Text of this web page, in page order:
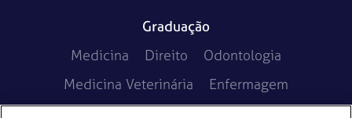
Graduação
Medicina
Direito
Odontologia
Medicina Veterinária
Enfermagem